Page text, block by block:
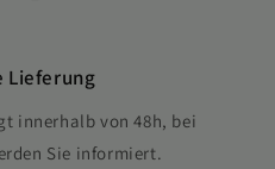
Lieferung
innerhalb von 48h, bei
Sie informiert.